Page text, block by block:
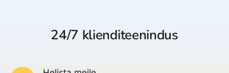
24/7 klienditeenindus